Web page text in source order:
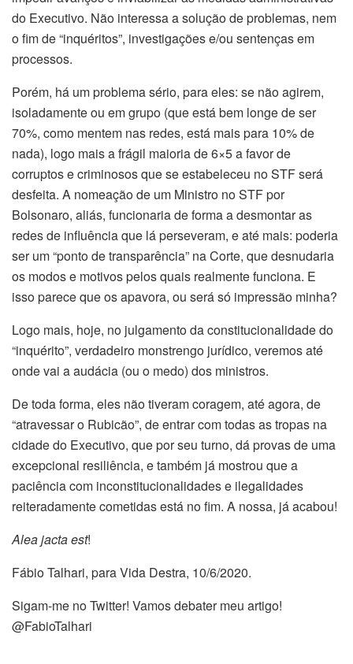
do Executivo. Não interessa a solução de problemas, nem
o fim de “inquéritos”, investigações e/ou sentenças em
processos.
Porém, há um problema sério, para eles: se não agirem,
isoladamente ou em grupo (que está bem longe de ser
70%, como mentem nas redes, está mais para 10% de
nada), logo mais a frágil maioria de 6×5 a favor de
corruptos e criminosos que se estabeleceu no STF será
desfeita. A nomeação de um Ministro no STF por
Bolsonaro, aliás, funcionaria de forma a desmontar as
redes de influência que lá perseveram, e até mais: poderia
ser um “ponto de transparência” na Corte, que desnudaria
os modos e motivos pelos quais realmente funciona. E
isso parece que os apavora, ou será só impressão minha?
Logo mais, hoje, no julgamento da constitucionalidade do
“inquérito”, verdadeiro monstrengo jurídico, veremos até
onde vai a audácia (ou o medo) dos ministros.
De toda forma, eles não tiveram coragem, até agora, de
“atravessar o Rubicão”, de entrar com todas as tropas na
cidade do Executivo, que por seu turno, dá provas de uma
excepcional resiliência, e também já mostrou que a
paciência com inconstitucionalidades e ilegalidades
reiteradamente cometidas está no fim. A nossa, já acabou!
Alea jacta est!
Fábio Talhari, para Vida Destra, 10/6/2020.
Sigam-me no Twitter! Vamos debater meu artigo!
@FabioTalhari